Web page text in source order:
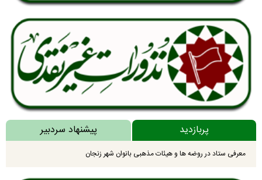
پربازدید پیشنهاد سردبیر
معرفی ستاد در روضه ها و هیئات مذهبی بانوان شهر زنجان